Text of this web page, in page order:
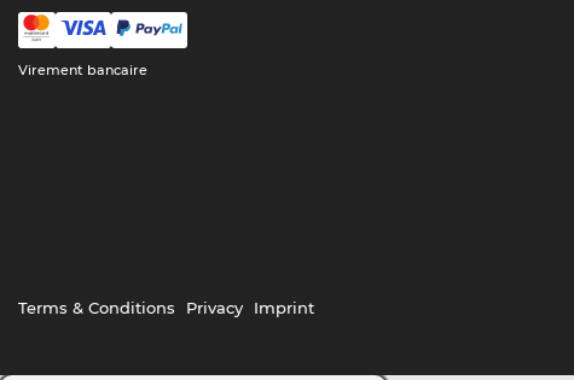
Virement bancaire
Terms & Conditions Privacy Imprint